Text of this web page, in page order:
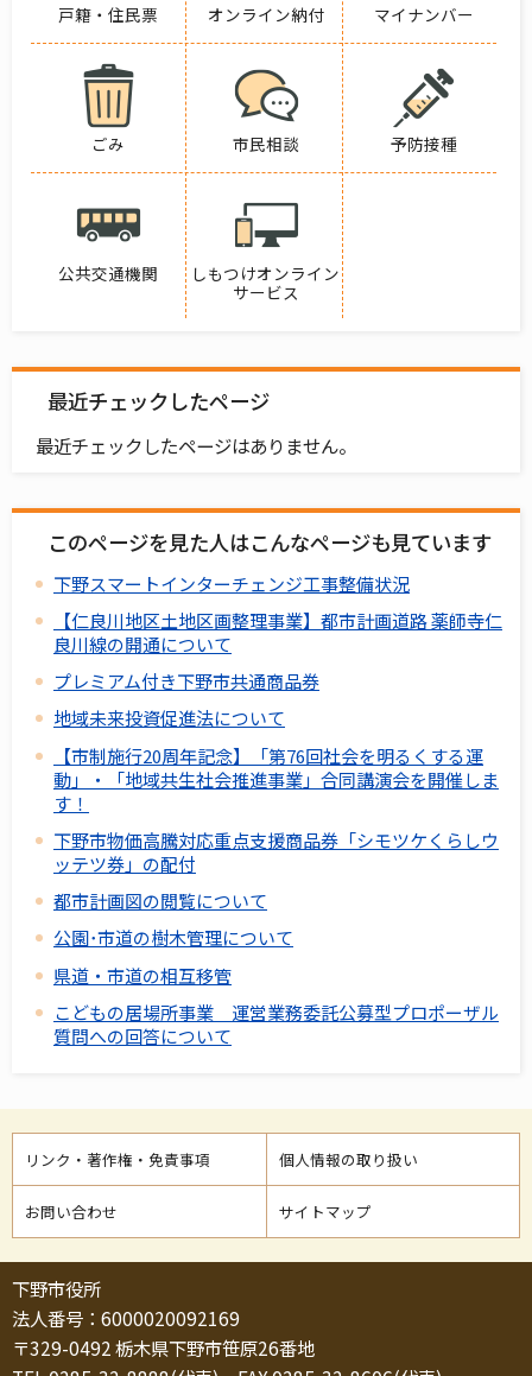
戸籍・住民票 オンライン納付 マイナンバー
ごみ 市民相談 予防接種
公共交通機関
しもつけオンライン
サービス
最近チェックしたページ
最近チェックしたページはありません。
このページを見た人はこんなページも見ています
下野スマートインターチェンジ工事整備状況
【仁良川地区土地区画整理事業】都市計画道路 薬師寺仁
良川線の開通について
プレミアム付き下野市共通商品券
地域未来投資促進法について
【市制施行20周年記念】「第76回社会を明るくする運
動」・「地域共生社会推進事業」合同講演会を開催しま
す！
下野市物価高騰対応重点支援商品券「シモツケくらしウ
ッテツ券」の配付
都市計画図の閲覧について
公園･市道の樹木管理について
県道・市道の相互移管
こどもの居場所事業 運営業務委託公募型プロポーザル
質問への回答について
リンク・著作権・免責事項 個人情報の取り扱い
お問い合わせ サイトマップ
下野市役所
法人番号：6000020092169
〒329-0492 栃木県下野市笹原26番地